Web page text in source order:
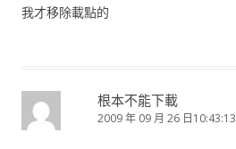
我才移除載點的
根本不能下載
2009 年 09 月 26 日10:43:13